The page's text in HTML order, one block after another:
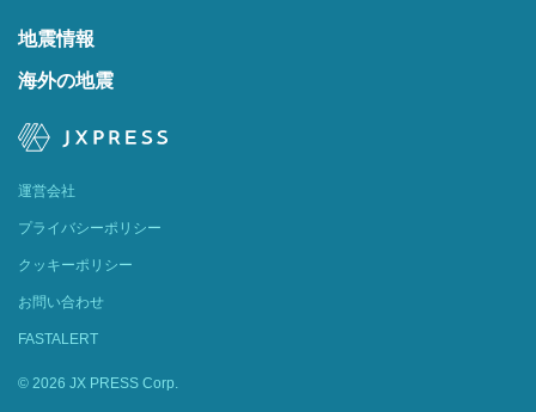
地震情報
海外の地震
運営会社
プライバシーポリシー
クッキーポリシー
お問い合わせ
FASTALERT
© 2026 JX PRESS Corp.